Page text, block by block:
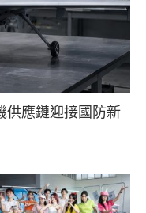
應鏈迎接國防新